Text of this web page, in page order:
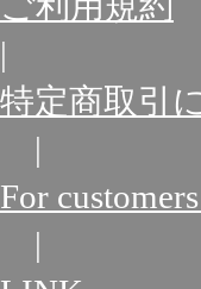
|
特定商取引
|
For
|